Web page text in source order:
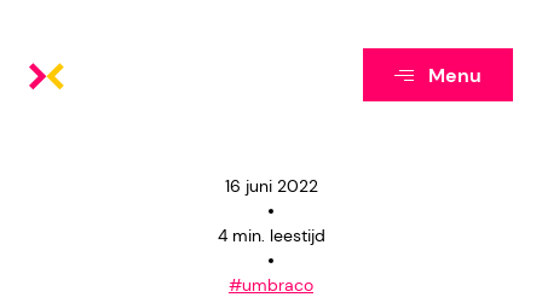
Menu
16 juni 2022
4 min. leestijd
#umbraco